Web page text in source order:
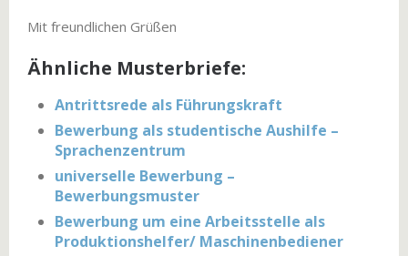
Mit freundlichen Grüßen
Ähnliche Musterbriefe:
Antrittsrede als Führungskraft
Bewerbung als studentische Aushilfe –
Sprachenzentrum
universelle Bewerbung –
Bewerbungsmuster
Bewerbung um eine Arbeitsstelle als
Produktionshelfer/ Maschinenbediener